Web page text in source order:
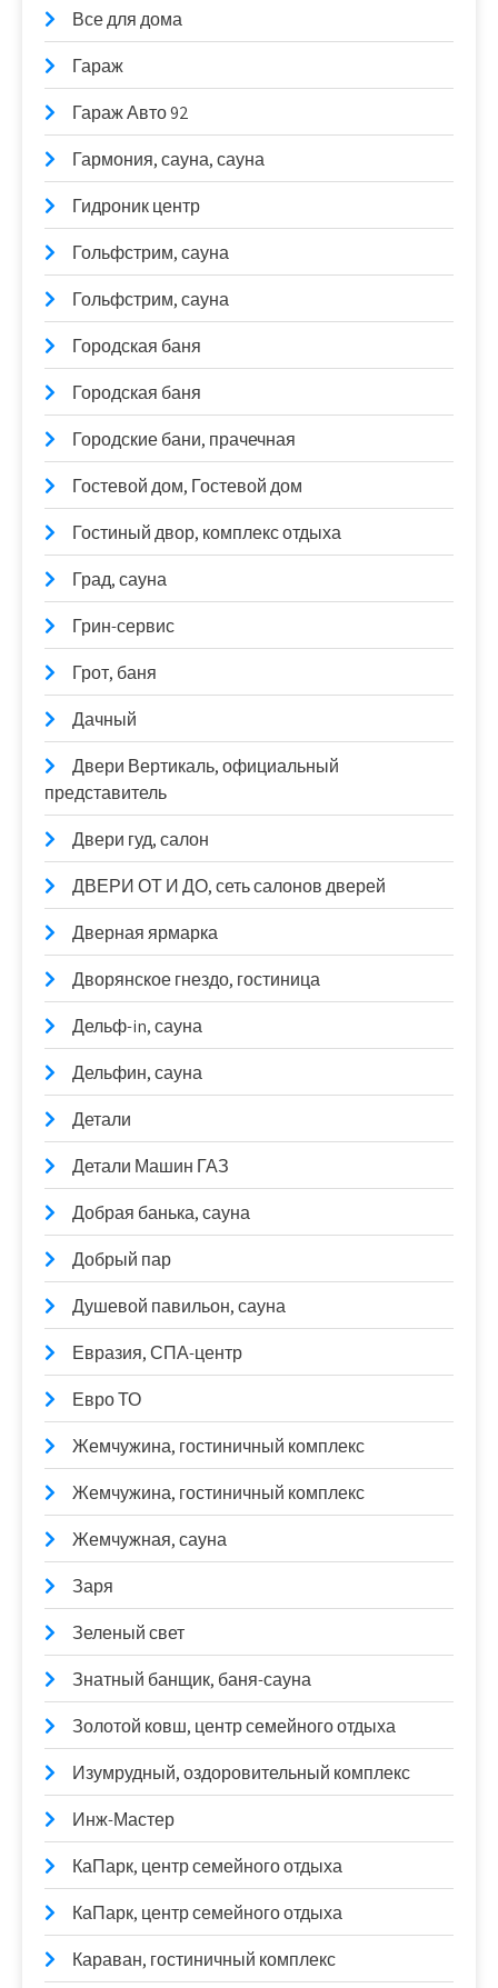
Все для дома
Гараж
Гараж Авто 92
Гармония, сауна, сауна
Гидроник центр
Гольфстрим, сауна
Гольфстрим, сауна
Городская баня
Городская баня
Городские бани, прачечная
Гостевой дом, Гостевой дом
Гостиный двор, комплекс отдыха
Град, сауна
Грин-сервис
Грот, баня
Дачный
Двери Вертикаль, официальный
представитель
Двери гуд, салон
ДВЕРИ ОТ И ДО, сеть салонов дверей
Дверная ярмарка
Дворянское гнездо, гостиница
Дельф-in, сауна
Дельфин, сауна
Детали
Детали Машин ГАЗ
Добрая банька, сауна
Добрый пар
Душевой павильон, сауна
Евразия, СПА-центр
Евро ТО
Жемчужина, гостиничный комплекс
Жемчужина, гостиничный комплекс
Жемчужная, сауна
Заря
Зеленый свет
Знатный банщик, баня-сауна
Золотой ковш, центр семейного отдыха
Изумрудный, оздоровительный комплекс
Инж-Мастер
КаПарк, центр семейного отдыха
КаПарк, центр семейного отдыха
Караван, гостиничный комплекс